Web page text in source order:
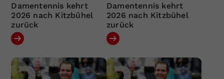
Damentennis kehrt
2026 nach Kitzbühel
zurück
Damentennis kehrt
2026 nach Kitzbühel
zurück